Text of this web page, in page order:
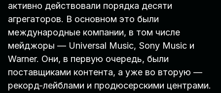
активно действовали порядка десяти
агрегаторов. В основном это были
международные компании, в том числе
мейджоры — Universal Music, Sony Music и
Warner. Они, в первую очередь, были
поставщиками контента, а уже во вторую —
рекорд-лейблами и продюсерскими центрами.